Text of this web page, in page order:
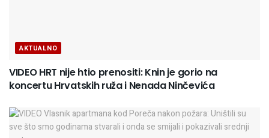
AKTUALNO
VIDEO HRT nije htio prenositi: Knin je gorio na
koncertu Hrvatskih ruža i Nenada Ninčevića